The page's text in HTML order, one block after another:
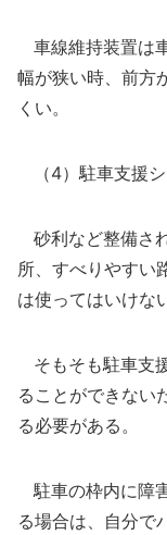
車線維持装置は
幅が狭い時、前方
くい。
（4）駐車支援シ
砂利など整備さ
所、すべりやすい
は使ってはいけな
そもそも駐車支
ることができない
る必要がある。
駐車の枠内に障
る場合は、自分で